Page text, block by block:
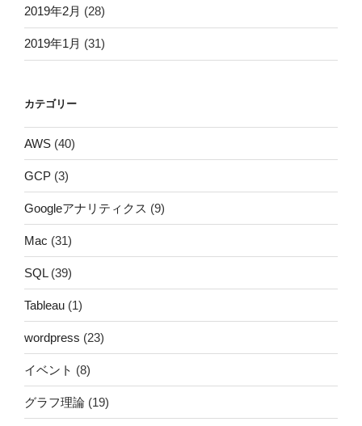
2019年2月 (28)
2019年1月 (31)
カテゴリー
AWS (40)
GCP (3)
Googleアナリティクス (9)
Mac (31)
SQL(39)
Tableau (1)
wordpress (23)
イベント (8)
グラフ理論 (19)